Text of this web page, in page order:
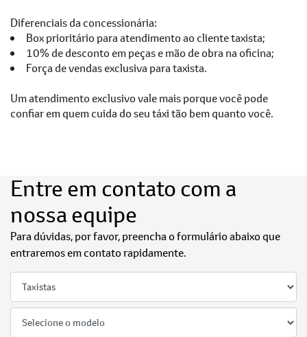
Diferenciais da concessionária:
Box prioritário para atendimento ao cliente taxista;
10% de desconto em peças e mão de obra na oficina;
Força de vendas exclusiva para taxista.
Um atendimento exclusivo vale mais porque você pode
confiar em quem cuida do seu táxi tão bem quanto você.
Entre em contato com a
nossa equipe
Para dúvidas, por favor, preencha o formulário abaixo que
entraremos em contato rapidamente.